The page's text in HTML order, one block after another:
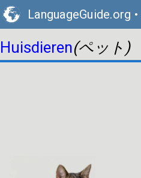
LanguageGuide.org •
Huisdieren(ペット)